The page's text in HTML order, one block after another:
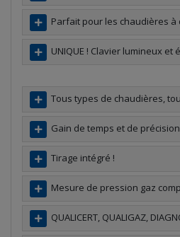
Parfait pour les chaudières à
UNIQUE ! Clavier lumineux et
Tous types de chaudières,
Gain de temps et de précision
Tirage intégré !
Mesure de pression gaz
QUALICERT, QUALIGAZ,